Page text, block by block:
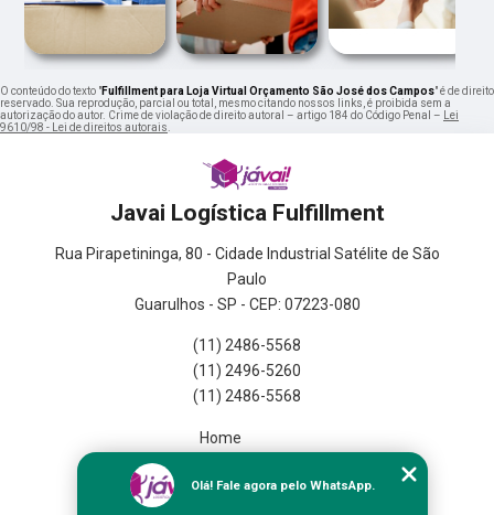
O conteúdo do texto "Fulfillment para Loja Virtual Orçamento São José dos Campos" é de direito
reservado. Sua reprodução, parcial ou total, mesmo citando nossos links, é proibida sem a
autorização do autor. Crime de violação de direito autoral – artigo 184 do Código Penal – Lei
9610/98 - Lei de direitos autorais.
Javai Logística Fulfillment
Rua Pirapetininga, 80 - Cidade Industrial Satélite de São
Paulo
Guarulhos - SP - CEP: 07223-080
(11) 2486-5568
(11) 2496-5260
(11) 2486-5568
Home
Missão
Olá! Fale agora pelo WhatsApp.